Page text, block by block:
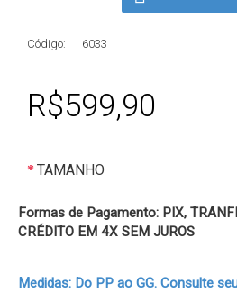
Código: 6033
R$599,90
TAMANHO
Formas de Pagamento: PIX,
CRÉDITO EM 4X SEM JUROS
Medidas: Do PP ao GG. Consulte